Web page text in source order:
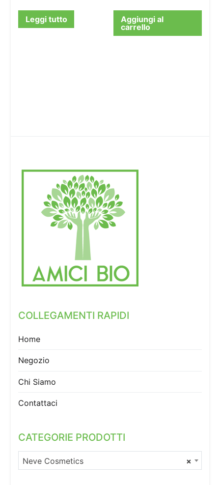
Leggi tutto
Aggiungi al
carrello
COLLEGAMENTI RAPIDI
Home
Negozio
Chi Siamo
Contattaci
CATEGORIE PRODOTTI
×
Neve Cosmetics